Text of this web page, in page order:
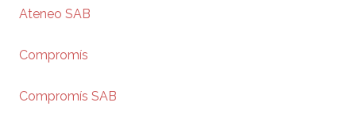
Ateneo SAB
Compromís
Compromís SAB